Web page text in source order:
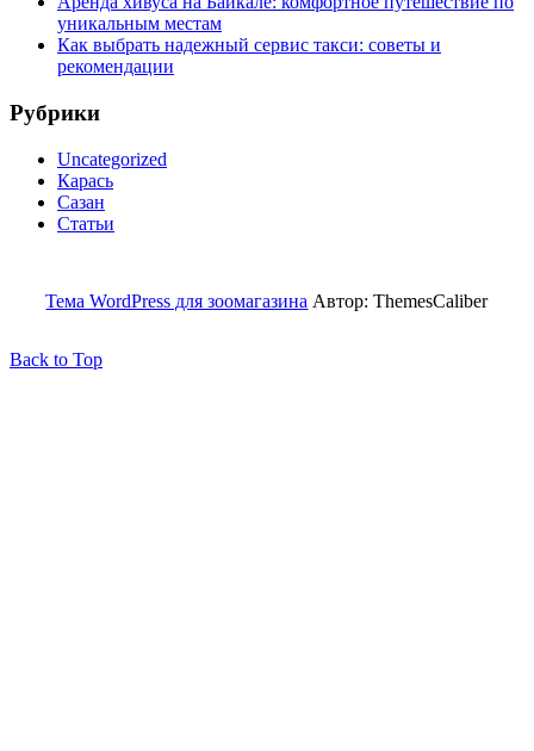
уникальным местам
Как выбрать надежный сервис такси: советы и
рекомендации
Рубрики
Uncategorized
Карась
Сазан
Статьи
Тема WordPress для зоомагазина Автор: ThemesCaliber
Back to TopBack